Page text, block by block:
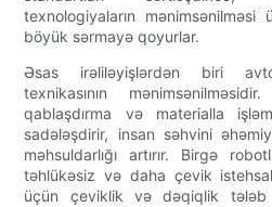
texnologiyaların
böyük sərmayə qoyurlar.
Əsas irəliləyişlərdən biri
texnikasının
qablaşdırma və materialla
sadələşdirir, insan səhvini
məhsuldarlığı artırır. Birgə
təhlükəsiz və daha çevik
üçün çeviklik və dəqiqlik tələb